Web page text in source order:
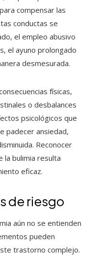
compensar las
conductas se
el empleo abusivo
el ayuno prolongado
desmesurada.
físicas,
o desbalances
psicológicos que
padecer ansiedad,
Reconocer
la bulimia resulta
eficaz.
de riesgo
aún no se entienden
pueden
trastorno complejo.